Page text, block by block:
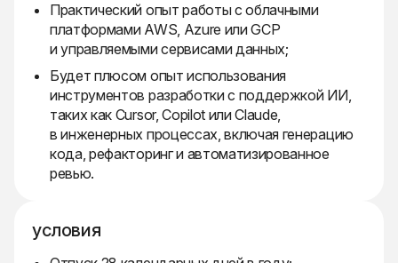
Практический опыт работы с облачными
платформами AWS, Azure или GCP
и управляемыми сервисами данных;
Будет плюсом опыт использования
инструментов разработки с поддержкой ИИ,
таких как Cursor, Copilot или Claude,
в инженерных процессах, включая генерацию
кода, рефакторинг и автоматизированное
ревью.
условия